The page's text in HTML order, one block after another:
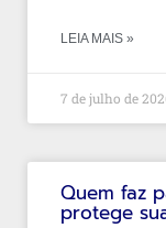
LEIA MAIS »
7 de julho de
Quem faz
protege